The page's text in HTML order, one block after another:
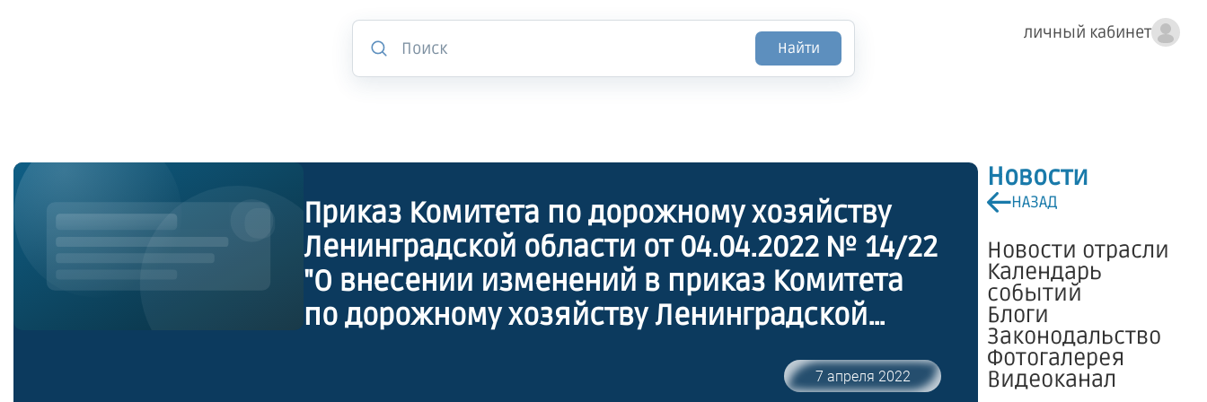
личный кабинет
Найти
Новости
НАЗАД
Новости отрасли
Календарь
событий
Блоги
Законодальство
Фотогалерея
Видеоканал
Приказ Комитета по дорожному хозяйству
Ленинградской области от 04.04.2022 № 14/22
"О внесении изменений в приказ Комитета
по дорожному хозяйству Ленинградской
введении временного ограничения
7 апреля 2022